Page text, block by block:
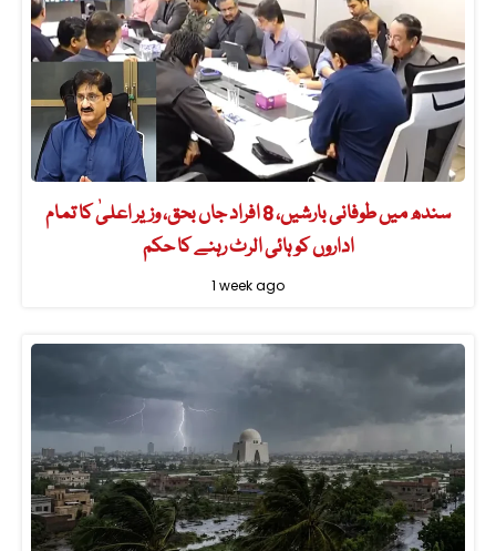
سندھ میں طوفانی بارشیں، 8 افراد جاں بحق، وزیر اعلیٰ کا تمام
اداروں کو ہائی الرٹ رہنے کا حکم
1 week ago